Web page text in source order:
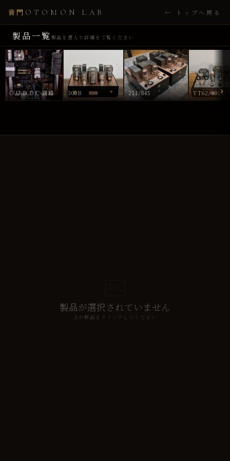
音門 OTOMON LAB ← トップへ戻る
製品一覧 製品を選んで詳細をご覧ください
O.U.D.D.C 回路 300B 211/845 VT62/801A/
›
製品が選択されていません
上の製品をクリックしてください